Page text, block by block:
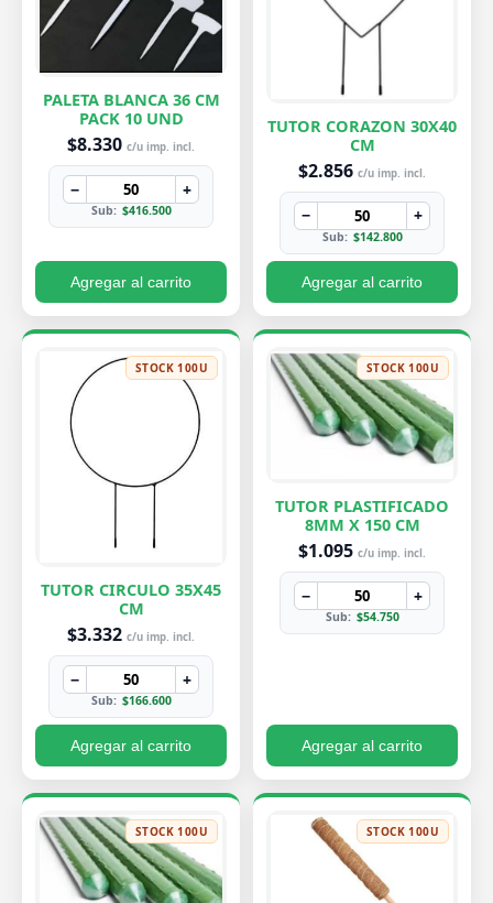
PALETA BLANCA 36 CM
PACK 10 UND
$8.330 c/u imp. incl.
− +
Sub: $416.500
Agregar al carrito
TUTOR CORAZON 30X40
CM
$2.856 c/u imp. incl.
− +
Sub: $142.800
Agregar al carrito
STOCK 100U
TUTOR CIRCULO 35X45
CM
$3.332 c/u imp. incl.
− +
Sub: $166.600
Agregar al carrito
STOCK 100U
TUTOR PLASTIFICADO
8MM X 150 CM
$1.095 c/u imp. incl.
− +
Sub: $54.750
Agregar al carrito
STOCK 100U STOCK 100U